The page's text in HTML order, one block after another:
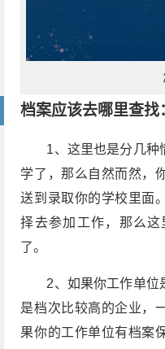
档案应该去哪里查找
1、这里也是分几种
学了，那么自然而然，
送到录取你的学校里面
择去参加工作，那么
了。
2、如果你工作单位
是档次比较高的企业，
果你的工作单位有档案